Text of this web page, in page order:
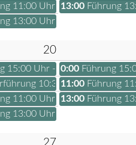
11:00 Uhr - Tickets 2026
13:00 Führung
13:00 Uhr - Tickets 2026
20
15:00 Uhr - Tickets 2026
0:00 Führung
10:30 Uhr - Tickets
11:00 Führung
11:00 Uhr - Tickets 2026
13:00 Führung
13:00 Uhr - Tickets 2026